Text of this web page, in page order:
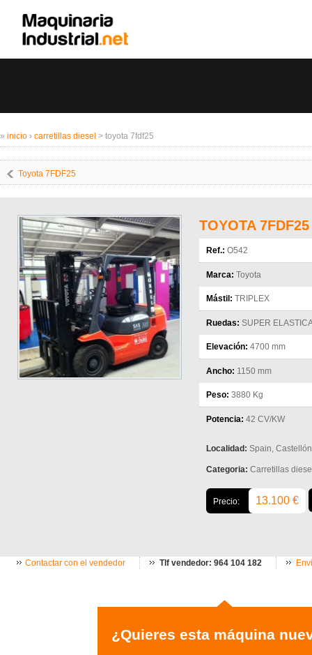
» inicio › carretillas diesel > toyota 7fdf25
Toyota 7FDF25
TOYOTA 7FDF25
Ref.: O542
Marca: Toyota
Mástil: TRIPLEX
Ruedas: SUPER
Elevación: 4700 mm
Ancho: 1150 mm
Peso: 3880 Kg
Potencia: 42 CV/KW
Localidad: Spain, Castellón
Categoria: Carretillas
Precio: 13.100 €
Contactar con el vendedor Tlf vendedor: 964 104 182
¿Quieres esta máquina